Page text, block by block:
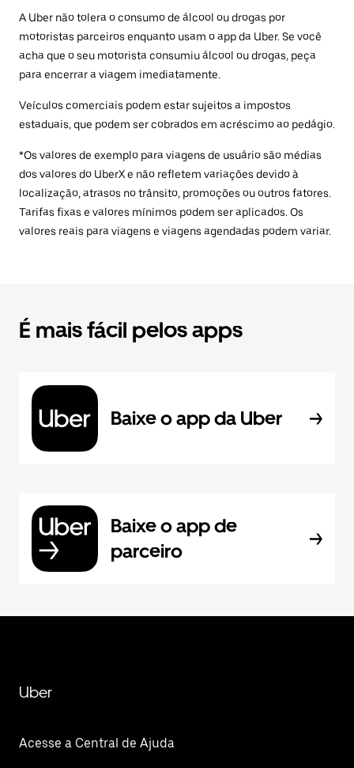
A Uber não tolera o consumo de álcool ou drogas por
motoristas parceiros enquanto usam o app da Uber. Se você
acha que o seu motorista consumiu álcool ou drogas, peça
para encerrar a viagem imediatamente.
Veículos comerciais podem estar sujeitos a impostos
estaduais, que podem ser cobrados em acréscimo ao pedágio.
*Os valores de exemplo para viagens de usuário são médias
dos valores do UberX e não refletem variações devido à
localização, atrasos no trânsito, promoções ou outros fatores.
Tarifas fixas e valores mínimos podem ser aplicados. Os
valores reais para viagens e viagens agendadas podem variar.
É mais fácil pelos apps
Baixe o app da Uber
Baixe o app de
parceiro
Uber
Acesse a Central de Ajuda